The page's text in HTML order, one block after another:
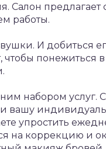
Салон
работы.
И добиться
понежиться
набором услуг.
вашу
упростить
на коррекцию и